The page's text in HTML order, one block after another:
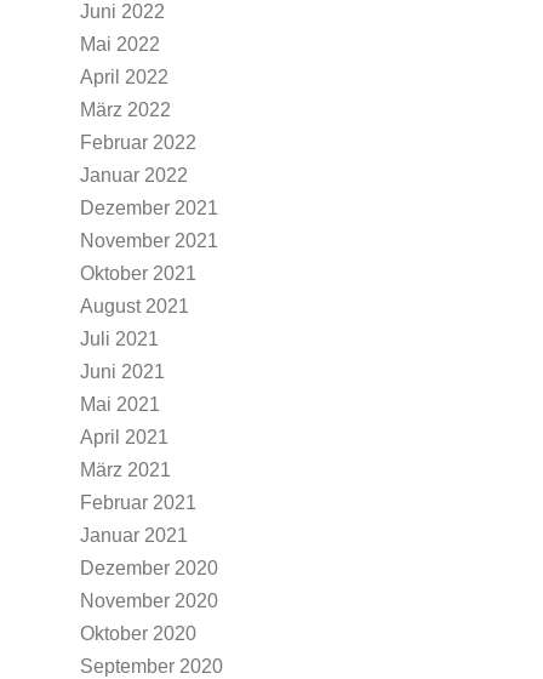
Juni 2022
Mai 2022
April 2022
März 2022
Februar 2022
Januar 2022
Dezember 2021
November 2021
Oktober 2021
August 2021
Juli 2021
Juni 2021
Mai 2021
April 2021
März 2021
Februar 2021
Januar 2021
Dezember 2020
November 2020
Oktober 2020
September 2020